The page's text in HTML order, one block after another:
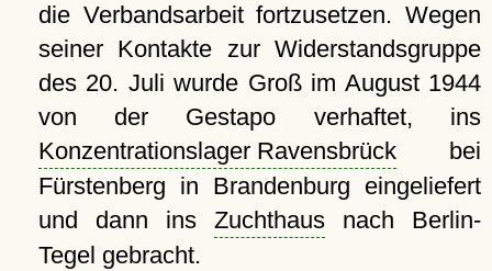
die Verbandsarbeit fortzusetzen. Wegen
seiner Kontakte zur Widerstandsgruppe
des 20. Juli wurde Groß im August 1944
von der Gestapo verhaftet, ins
Konzentrationslager Ravensbrückbei
Fürstenberg in Brandenburg eingeliefert
und dann ins Zuchthausnach Berlin-
Tegel gebracht.